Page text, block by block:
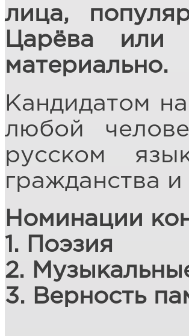
лица,
Царёва или
материально.
Кандидатом
любой
русском
гражданства
Номинации
1. Поэзия
2.
3. Верность